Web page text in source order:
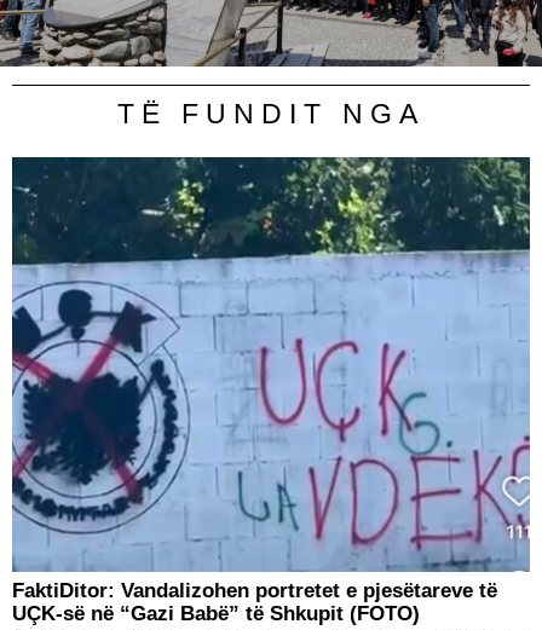
TË FUNDIT NGA
FaktiDitor: Vandalizohen portretet e pjesëtareve të
UÇK-së në “Gazi Babë” të Shkupit (FOTO)